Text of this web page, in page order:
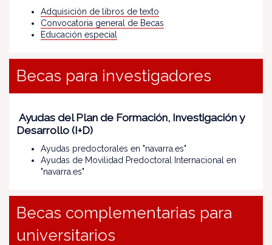
Adquisición de libros de texto
Convocatoria general de Becas
Educación especial
Becas para investigadores
Ayudas del Plan de Formación, Investigación y
Desarrollo (I+D)
Ayudas predoctorales en "navarra.es"
Ayudas de Movilidad Predoctoral Internacional en
"navarra.es"
Becas complementarias para
universitarios